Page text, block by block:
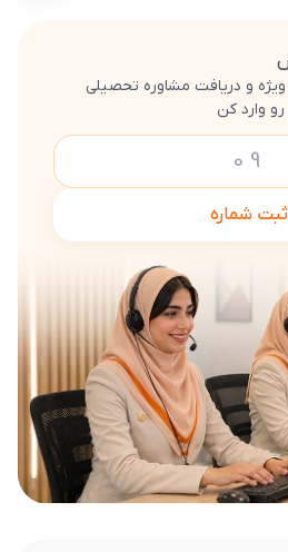
ویژه و دریافت مشاوره تحصیلی
وارد کن
ثبت شماره